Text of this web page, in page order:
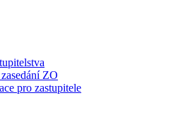
ZO
pro zastupitele